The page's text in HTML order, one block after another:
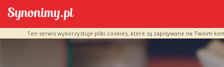
Ten serwis wykorzystuje pliki cookies, które są zapisywane na Twoim